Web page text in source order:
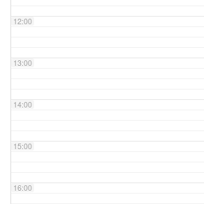
12:00
13:00
14:00
15:00
16:00